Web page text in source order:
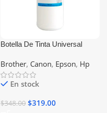
Botella De Tinta Universal
Epson Canon Brother Hp
Brother, Canon, Epson, Hp
En stock
$348.00 $319.00